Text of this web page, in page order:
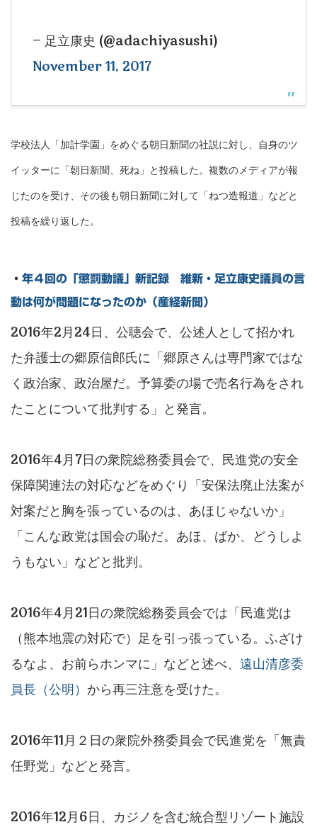
— 足立康史 (@adachiyasushi)
November 11, 2017
学校法人「加計学園」をめぐる朝日新聞の社説に対し、自身のツ
イッターに「朝日新聞、死ね」と投稿した。複数のメディアが報
じたのを受け、その後も朝日新聞に対して「ねつ造報道」などと
投稿を繰り返した。
・ 年４回の「懲罰動議」新記録 維新・足立康史議員の言
動は何が問題になったのか（産経新聞）
2016年2月24日、公聴会で、公述人として招かれ
た弁護士の郷原信郎氏に「郷原さんは専門家ではな
く政治家、政治屋だ。予算委の場で売名行為をされ
たことについて批判する」と発言。
2016年4月7日の衆院総務委員会で、民進党の安全
保障関連法の対応などをめぐり「安保法廃止法案が
対案だと胸を張っているのは、あほじゃないか」
「こんな政党は国会の恥だ。あほ、ばか、どうしよ
うもない」などと批判。
2016年4月21日の衆院総務委員会では「民進党は
（熊本地震の対応で）足を引っ張っている。ふざけ
るなよ、お前らホンマに」などと述べ、 遠山清彦委
員長（公明） から再三注意を受けた。
2016年11月２日の衆院外務委員会で民進党を「無責
任野党」などと発言。
2016年12月6日、カジノを含む統合型リゾート施設